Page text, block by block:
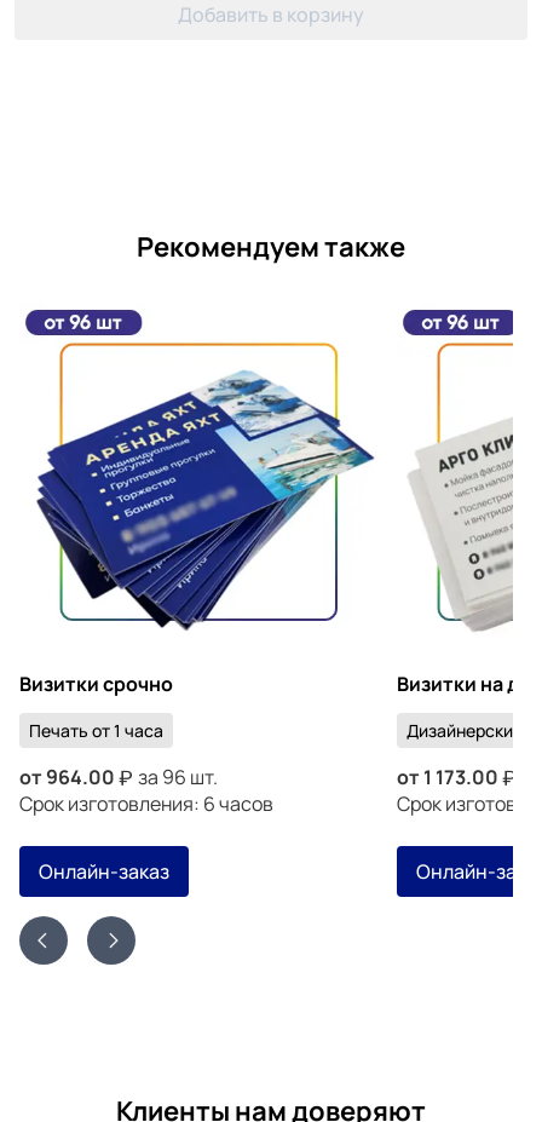
Добавить в корзину
Рекомендуем также
Визитки срочно
Печать от 1 часа
от964.00
за 96 шт.
Срок изготовления: 6 часов
Онлайн-заказ
Визитки на
Дизайнерский
от 1 173.00
Срок
Онлайн-
Клиенты нам доверяют